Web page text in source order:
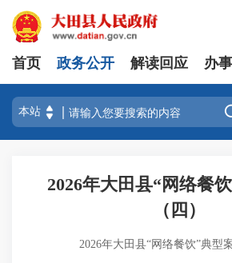
首页 政务公开 解读回应 办
2026年大田县“网络餐
（四）
2026年大田县“网络餐饮”典型